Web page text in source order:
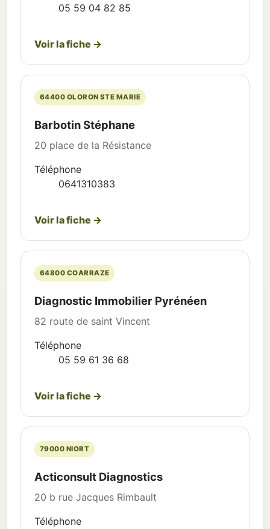
05 59 04 82 85
Voir la fiche →
64400 OLORON STE MARIE
Barbotin Stéphane
20 place de la Résistance
Téléphone
0641310383
Voir la fiche →
64800 COARRAZE
Diagnostic Immobilier Pyrénéen
82 route de saint Vincent
Téléphone
05 59 61 36 68
Voir la fiche →
79000 NIORT
Acticonsult Diagnostics
20 b rue Jacques Rimbault
Téléphone